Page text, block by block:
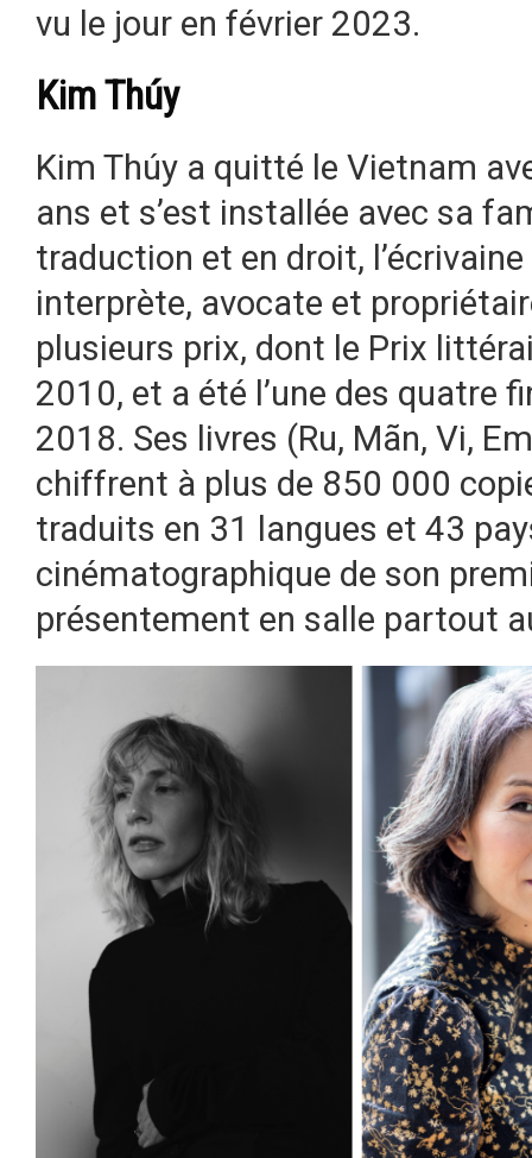
vu le jour en février 2023.
Kim Thúy
Kim Thúy a quitté le Vietnam
ans et s’est installée avec sa
traduction et en droit,
interprète, avocate et
plusieurs prix, dont le Prix
2010, et a été l’une des quatre
2018. Ses livres (Ru, Mãn, Vi,
chiffrent à plus de 850 000
traduits en 31 langues et 43
cinématographique de son
présentement en salle partout